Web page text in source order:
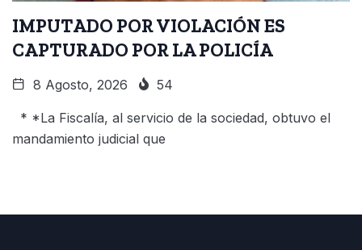
IMPUTADO POR VIOLACIÓN ES
CAPTURADO POR LA POLICÍA
8 Agosto, 2026 54
* *La Fiscalía, al servicio de la sociedad, obtuvo el
mandamiento judicial que